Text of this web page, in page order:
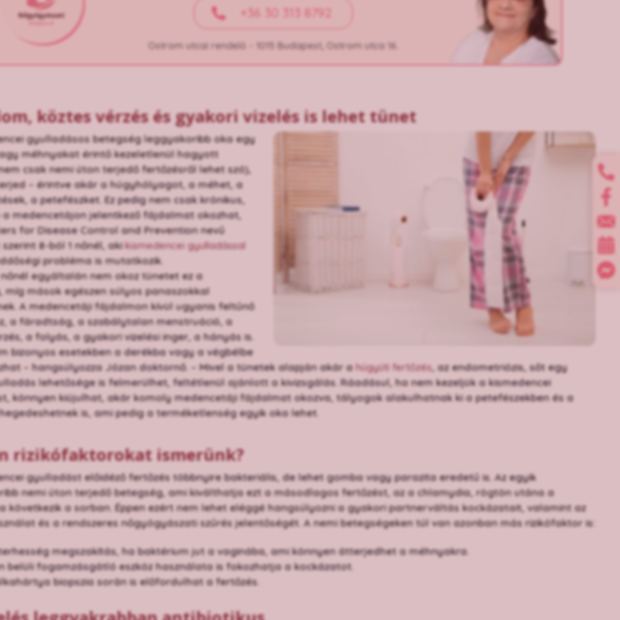
+36 30 313 8792
Ostrom utcai rendelő - 1015 Budapest, Ostrom utca 16.
köztes vérzés és gyakori vizelés is lehet tünet
gyulladásos betegség leggyakoribb oka egy
méhnyakat érintő kezeletlenül hagyott
csak nemi úton terjedő fertőzésről lehet szó),
– érintve akár a húgyhólyagot, a méhet, a
a petefészket. Ez pedig nem csak krónikus,
medencetájon jelentkező fájdalmat okozhat,
for Disease Control and Prevention nevű
8-ból 1 nőnél, akikismedencei gyulladással
probléma is mutatkozik.
egyáltalán nem okoz tünetet ez a
míg mások egészen súlyos panaszokkal
A medencetáji fájdalmon kívül ugyanis feltűnő
a fáradtság, a szabálytalan menstruáció, a
a folyás, a gyakori vizelési inger, a hányás is.
bizonyos esetekben a derékba vagy a végbélbe
– hangsúlyozza Józan doktornő. – Mivel a tünetek alapján akár ahúgyúti fertőzés, az endometriózis, sőt egy
lehetősége is felmerülhet, feltétlenül ajánlott a kivizsgálás. Ráadásul, ha nem kezeljük a kismedencei
könnyen kiújulhat, akár komoly medencetáji fájdalmat okozva, tályogok alakulhatnak ki a petefészekben és a
is, ami pedig a terméketlenség egyik oka lehet.
rizikófaktorokat ismerünk?
gyulladást előidéző fertőzés többnyire bakteriális, de lehet gomba vagy parazita eredetű is. Az egyik
nemi úton terjedő betegség, ami kiválthatja ezt a másodlagos fertőzést, az a chlamydia, rögtön utána a
következik a sorban. Éppen ezért nem lehet eléggé hangsúlyozni a gyakori partnerváltás kockázatait, valamint az
és a rendszeres nőgyógyászati szűrés jelentőségét. A nemi betegségeken túl van azonban más rizikófaktor is:
megszakítás, ha baktérium jut a vaginába, ami könnyen átterjedhet a méhnyakra.
belüli fogamzásgátló eszköz használata is fokozhatja a kockázatot.
biopszia során is előfordulhat a fertőzés.